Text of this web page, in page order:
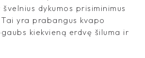
dykumos prisiminimus
yra prabangus kvapo
kiekvieną erdvę šiluma ir